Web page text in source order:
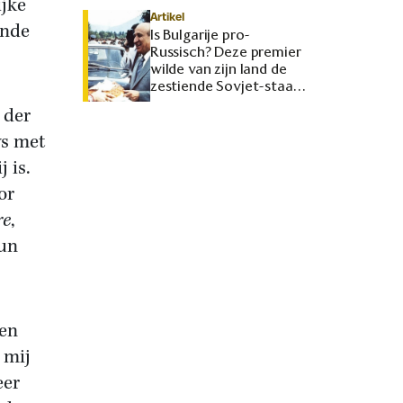
met
is.
,
mij
Artikel
Is Bulgarije pro-
Russisch? Deze premier
wilde van zijn land de
zestiende Sovjet-staat
maken